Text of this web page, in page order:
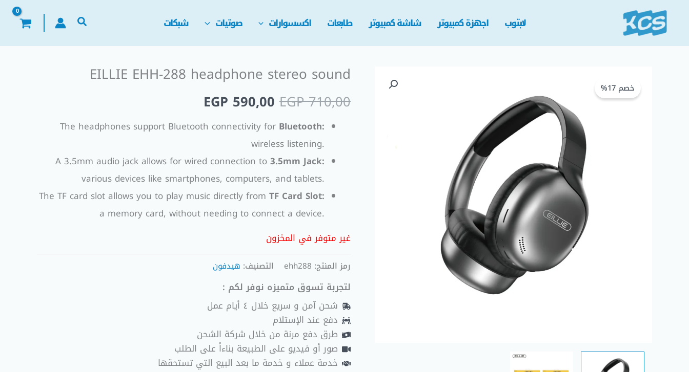
تخطي
المحتوى
لابتوب اجهزة كمبيوتر شاشة كمبيوتر طابعات اكسسوارات صوتيات شبكات
خصم 17%
EILLIE EHH-288 headphone stereo sound
EGP710,00
السعر
الأصلي
هو:
EGP 710,00.
EGP 590,00
السعر
هو:
EGP 590,00.
Bluetooth:
The headphones support Bluetooth connectivity for
wireless listening.
3.5mm Jack:
A 3.5mm audio jack allows for wired connection to
various devices like smartphones, computers, and tablets.
TF Card Slot:
The TF card slot allows you to play music directly from
a memory card, without needing to connect a device.
غير متوفر في المخزون
رمز المنتج: ehh288 التصنيف: هيدفون
لتجربة تسوق متميزه نوفر لكم :
شحن آمن و سريع خلال ٤ أيام عمل
دفع عند الإستلام
طرق دفع مرنة من خلال شركة الشحن
صور أو فيديو على الطبيعة بناءاً على الطلب
خدمة عملاء و خدمة ما بعد البيع التي تستحقها